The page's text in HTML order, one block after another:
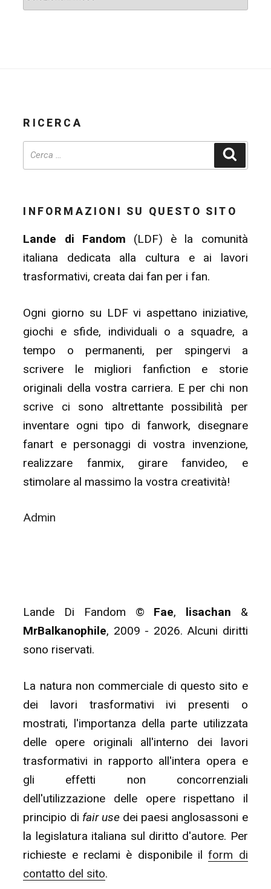
RICERCA
INFORMAZIONI SU QUESTO SITO
Lande di Fandom (LDF) è la comunità
italiana dedicata alla cultura e ai lavori
trasformativi, creata dai fan per i fan.
Ogni giorno su LDF vi aspettano iniziative,
giochi e sfide, individuali o a squadre, a
tempo o permanenti, per spingervi a
scrivere le migliori fanfiction e storie
originali della vostra carriera. E per chi non
scrive ci sono altrettante possibilità per
inventare ogni tipo di fanwork, disegnare
fanart e personaggi di vostra invenzione,
realizzare fanmix, girare fanvideo, e
stimolare al massimo la vostra creatività!
Admin
Lande Di Fandom © Fae, lisachan &
MrBalkanophile, 2009 - 2026. Alcuni diritti
sono riservati.
La natura non commerciale di questo sito e
dei lavori trasformativi ivi presenti o
mostrati, l'importanza della parte utilizzata
delle opere originali all'interno dei lavori
trasformativi in rapporto all'intera opera e
gli effetti non concorrenziali
dell'utilizzazione delle opere rispettano il
principio di fair usedei paesi anglosassoni e
la legislatura italiana sul diritto d'autore. Per
richieste e reclami è disponibile ilform di
contatto del sito.